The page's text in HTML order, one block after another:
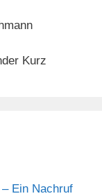
Kurz
Ein Nachruf